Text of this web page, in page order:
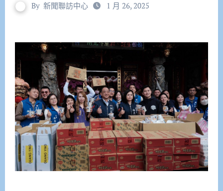
By 新聞聯訪中心 1 月 26, 2025